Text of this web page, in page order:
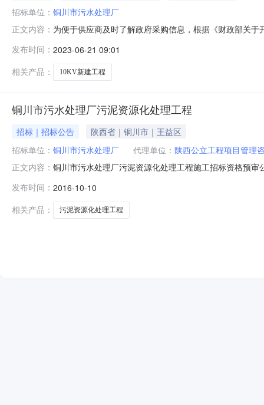
招标单位： 铜川市污水处理厂
正文内容： 为便于供应商及时了解政府采购信息，根据《财政部关
进行改造。改造后，污水处理厂供电将实现双线供电双
电将实现双线供电双回
发布时间： 2023-06-21 09:01
相关产品：
10KV新建工程
铜川市污水处理厂污泥资源化处理工程
招标｜招标公告
陕西省｜铜川市｜王益区
招标单位： 铜川市污水处理厂 代理单位： 陕西公立工程项目管理
正文内容： 铜川市污水处理厂污泥资源化处理工程施工招标资格预
限公司。建设资金来自多渠道筹措，项目已具备招标条
目为铜川市污水处理厂污泥资源化处理工程。
发布时间： 2016-10-10
相关产品：
污泥资源化处理工程